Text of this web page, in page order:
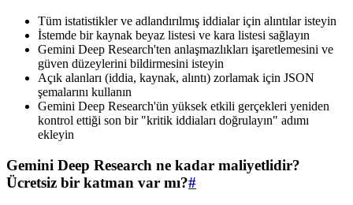
Tüm istatistikler ve adlandırılmış iddialar için alıntılar isteyin
İstemde bir kaynak beyaz listesi ve kara listesi sağlayın
Gemini Deep Research'ten anlaşmazlıkları işaretlemesini ve
güven düzeylerini bildirmesini isteyin
Açık alanları (iddia, kaynak, alıntı) zorlamak için JSON
şemalarını kullanın
Gemini Deep Research'ün yüksek etkili gerçekleri yeniden
kontrol ettiği son bir "kritik iddiaları doğrulayın" adımı
ekleyin
Gemini Deep Research ne kadar maliyetlidir?
Ücretsiz bir katman var mı?#